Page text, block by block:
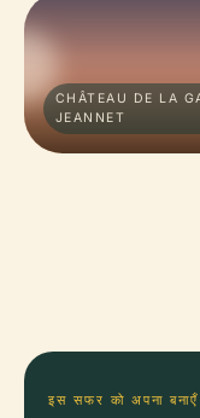
CHÂTEAU DE LA
JEANNET
इस सफर को अपना बनाएँ